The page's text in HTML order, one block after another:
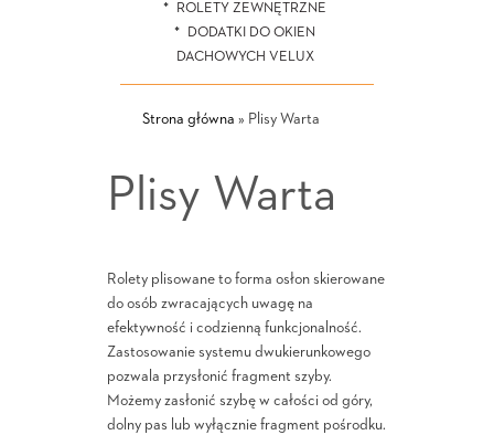
ROLETY ZEWNĘTRZNE
DODATKI DO OKIEN
DACHOWYCH VELUX
Strona główna » Plisy Warta
Plisy Warta
Rolety plisowane to forma osłon skierowane
do osób zwracających uwagę na
efektywność i codzienną funkcjonalność.
Zastosowanie systemu dwukierunkowego
pozwala przysłonić fragment szyby.
Możemy zasłonić szybę w całości od góry,
dolny pas lub wyłącznie fragment pośrodku.